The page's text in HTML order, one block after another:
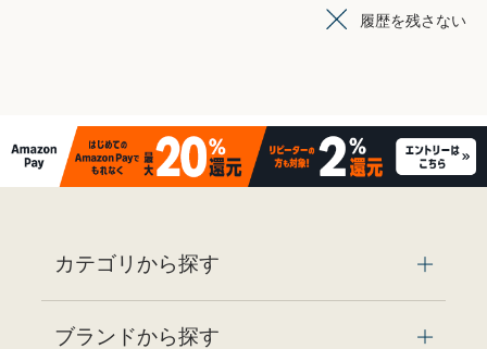
履歴を残さない
カテゴリから探す
ブランドから探す